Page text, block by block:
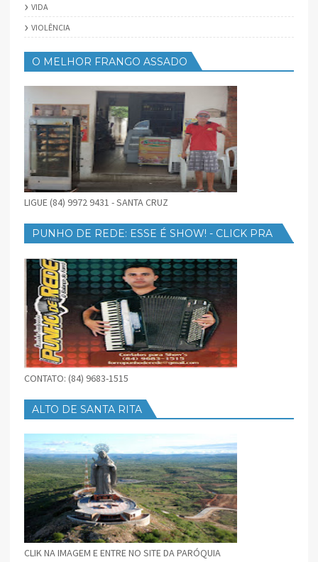
VIDA
VIOLÊNCIA
O MELHOR FRANGO ASSADO
LIGUE (84) 9972 9431 - SANTA CRUZ
PUNHO DE REDE: ESSE É SHOW! - CLICK PRA
CONTATO: (84) 9683-1515
ALTO DE SANTA RITA
CLIK NA IMAGEM E ENTRE NO SITE DA PARÓQUIA